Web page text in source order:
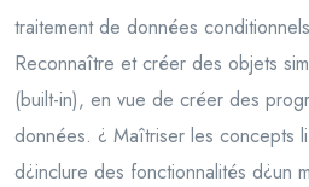
traitement de données
Reconnaître et créer des objets
(built-in), en vue de créer des
données. ¿ Maîtriser les concepts
d¿inclure des fonctionnalités d¿un